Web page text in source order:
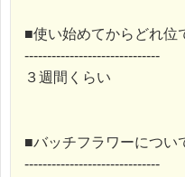
■使い始めてからどれ位
------------------------------
３週間くらい
■バッチフラワーについ
------------------------------